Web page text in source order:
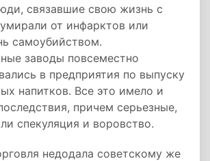
связавшие свою жизнь с
от инфарктов или
самоубийством.
заводы повсеместно
в предприятия по выпуску
напитков. Все это имело и
причем серьезные,
спекуляция и воровство.
недодала советскому же